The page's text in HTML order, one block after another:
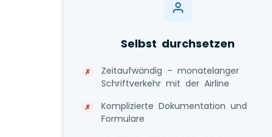
Selbst durchsetzen
Zeitaufwändig – monatelanger
Schriftverkehr mit der Airline
Komplizierte Dokumentation und
Formulare